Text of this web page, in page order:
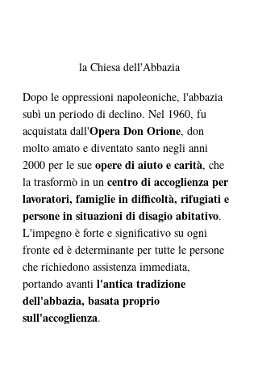
la Chiesa dell'Abbazia
Dopo le oppressioni napoleoniche, l'abbazia
subì un periodo di declino. Nel 1960, fu
acquistata dall'Opera Don Orione, don
molto amato e diventato santo negli anni
2000 per le sue opere di aiuto e carità, che
la trasformò in un centro di accoglienza per
lavoratori, famiglie in difficoltà, rifugiati e
persone in situazioni di disagio abitativo.
L'impegno è forte e significativo su ogni
fronte ed è determinante per tutte le persone
che richiedono assistenza immediata,
portando avanti l'antica tradizione
dell'abbazia, basata proprio
sull'accoglienza.